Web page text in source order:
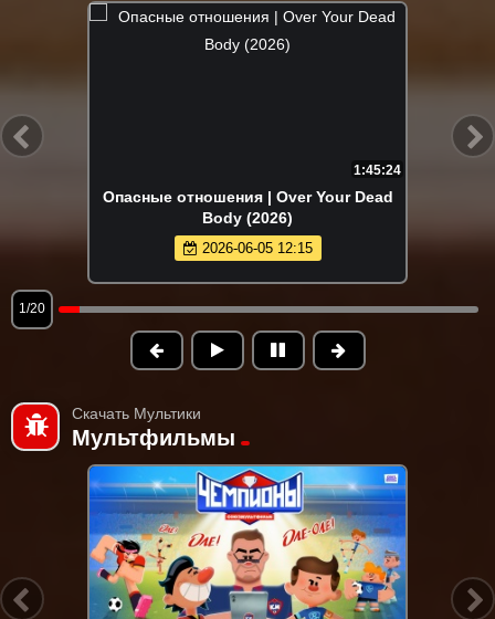
1:45:24
Опасные отношения | Over Your Dead
Body (2026)
2026-06-05 12:15
1/20
Скачать Мультики
Мультфильмы